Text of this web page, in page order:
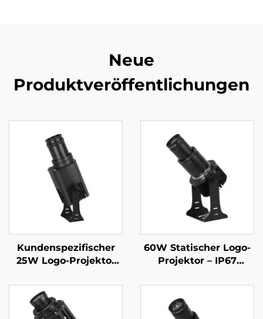
Neue
Produktveröffentlichungen
Kundenspezifischer
25W Logo-Projektor
rotierendem Gobo und
Fernbedienung – ideal
für Ladenfassaden
60W Statischer Logo-
Projektor – IP67
Licht für
Geschäftswerbung
und Warnanzeigen